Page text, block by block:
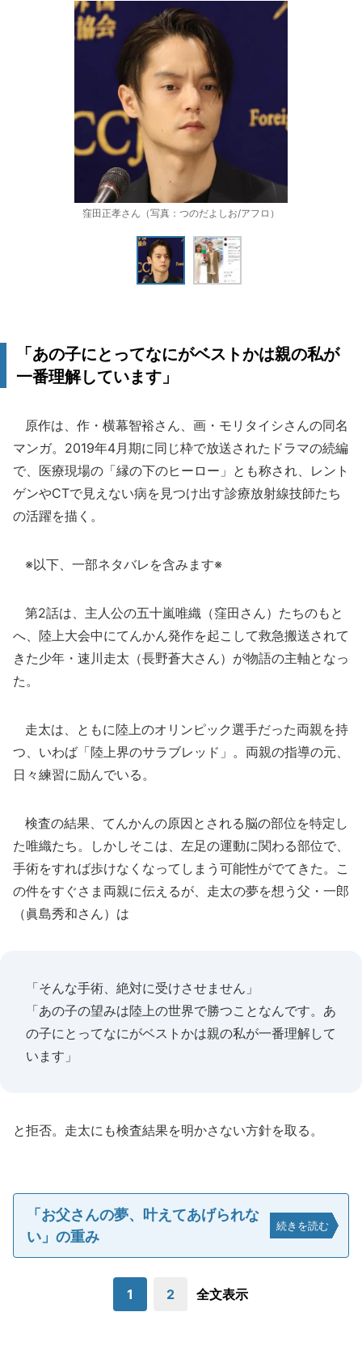
窪田正孝さん（写真：つのだよしお/アフロ）
「あの子にとってなにがベストかは親の私が
一番理解しています」
原作は、作・横幕智裕さん、画・モリタイシさんの同名
マンガ。2019年4月期に同じ枠で放送されたドラマの続編
で、医療現場の「縁の下のヒーロー」とも称され、レント
ゲンやCTで見えない病を見つけ出す診療放射線技師たち
の活躍を描く。
※以下、一部ネタバレを含みます※
第2話は、主人公の五十嵐唯織（窪田さん）たちのもと
へ、陸上大会中にてんかん発作を起こして救急搬送されて
きた少年・速川走太（長野蒼大さん）が物語の主軸となっ
た。
走太は、ともに陸上のオリンピック選手だった両親を持
つ、いわば「陸上界のサラブレッド」。両親の指導の元、
日々練習に励んでいる。
検査の結果、てんかんの原因とされる脳の部位を特定し
た唯織たち。しかしそこは、左足の運動に関わる部位で、
手術をすれば歩けなくなってしまう可能性がでてきた。こ
の件をすぐさま両親に伝えるが、走太の夢を想う父・一郎
（眞島秀和さん）は
「そんな手術、絶対に受けさせません」
「あの子の望みは陸上の世界で勝つことなんです。あ
の子にとってなにがベストかは親の私が一番理解して
います」
と拒否。走太にも検査結果を明かさない方針を取る。
「お父さんの夢、叶えてあげられな
い」の重み
続きを読む
1 2 全文表示